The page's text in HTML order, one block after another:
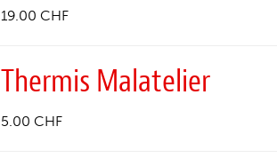
19.00 CHF
Thermis Malatelier
5.00 CHF